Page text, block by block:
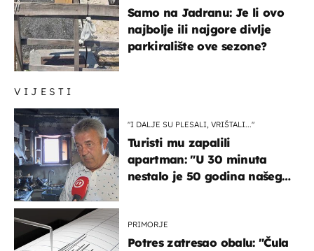
VIJESTI
"I DALJE SU PLESALI, VRIŠTALI..."
Turisti mu zapalili
apartman: "U 30 minuta
nestalo je 50 godina našeg
PRIMORJE
Potres zatresao obalu: "Čula
Samo na Jadranu: Je li ovo
najbolje ili najgore divlje
parkiralište ove sezone?